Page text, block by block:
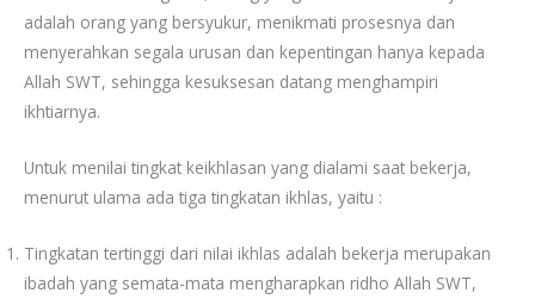
adalah orang yang bersyukur, menikmati prosesnya dan
menyerahkan segala urusan dan kepentingan hanya kepada
Allah SWT, sehingga kesuksesan datang menghampiri
ikhtiarnya.
Untuk menilai tingkat keikhlasan yang dialami saat bekerja,
menurut ulama ada tiga tingkatan ikhlas, yaitu :
Tingkatan tertinggi dari nilai ikhlas adalah bekerja merupakan
ibadah yang semata-mata mengharapkan ridho Allah SWT,